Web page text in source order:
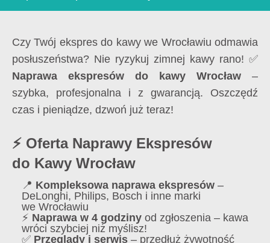
Czy Twój ekspres do kawy we Wrocławiu odmawia
posłuszeństwa? Nie ryzykuj zimnej kawy rano! ✅
Naprawa ekspresów do kawy Wrocław –
szybka, profesjonalna i z gwarancją. Oszczędź
czas i pieniądze, dzwoń już teraz!
⚡ Oferta Naprawy Ekspresów
do Kawy Wrocław
📍 Kompleksowa naprawa ekspresów –
DeLonghi, Philips, Bosch i inne marki
we Wrocławiu
⚡ Naprawa w 4 godziny od zgłoszenia – kawa
wróci szybciej niż myślisz!
✅ Przeglądy i serwis – przedłuż żywotność